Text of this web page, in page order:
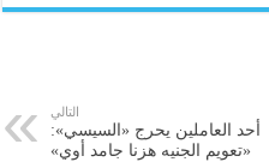
التالي
أحد العاملين يحرج «السيسي»:
«تعويم الجنيه هزنا جامد أوي»